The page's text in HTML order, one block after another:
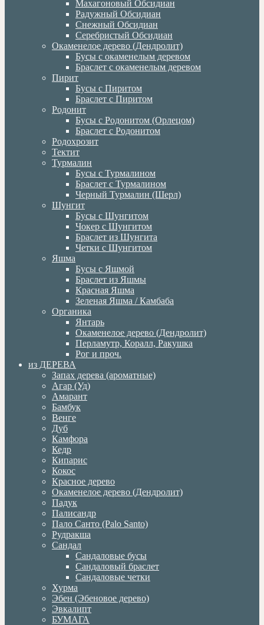
Махагоновый Обсидиан
Радужный Обсидиан
Снежный Обсидиан
Серебристый Обсидиан
Окаменелое дерево (Дендролит)
Бусы с окаменелым деревом
Браслет с окаменелым деревом
Пирит
Бусы с Пиритом
Браслет с Пиритом
Родонит
Бусы с Родонитом (Орлецом)
Браслет с Родонитом
Родохрозит
Тектит
Турмалин
Бусы с Турмалином
Браслет с Турмалином
Черный Турмалин (Шерл)
Шунгит
Бусы с Шунгитом
Чокер с Шунгитом
Браслет из Шунгита
Четки с Шунгитом
Яшма
Бусы с Яшмой
Браслет из Яшмы
Красная Яшма
Зеленая Яшма / Камбаба
Органика
Янтарь
Окаменелое дерево (Дендролит)
Перламутр, Коралл, Ракушка
Рог и проч.
из ДЕРЕВА
Запах дерева (ароматные)
Агар (Уд)
Амарант
Бамбук
Венге
Дуб
Камфора
Кедр
Кипарис
Кокос
Красное дерево
Окаменелое дерево (Дендролит)
Падук
Палисандр
Пало Санто (Palo Santo)
Рудракша
Сандал
Сандаловые бусы
Сандаловый браслет
Сандаловые четки
Хурма
Эбен (Эбеновое дерево)
Эвкалипт
БУМАГА